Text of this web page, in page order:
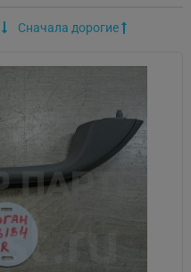
Сначала дорогие